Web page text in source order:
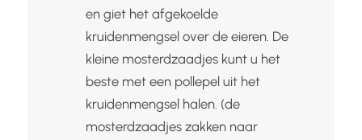
en giet het afgekoelde
kruidenmengsel over de eieren. De
kleine mosterdzaadjes kunt u het
beste met een pollepel uit het
kruidenmengsel halen. (de
mosterdzaadjes zakken naar